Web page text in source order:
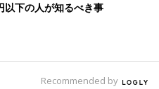
以下の人が知るべき事
Recommended by